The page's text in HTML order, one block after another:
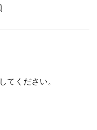
してください。